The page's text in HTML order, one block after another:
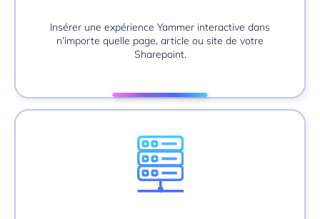
Insérer une expérience Yammer interactive dans
n’importe quelle page, article ou site de votre
Sharepoint.